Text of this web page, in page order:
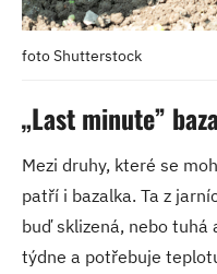
foto Shutterstock
„Last minute”
Mezi druhy, které se
patří i bazalka. Ta z
buď sklizená, nebo tuhá
týdne a potřebuje